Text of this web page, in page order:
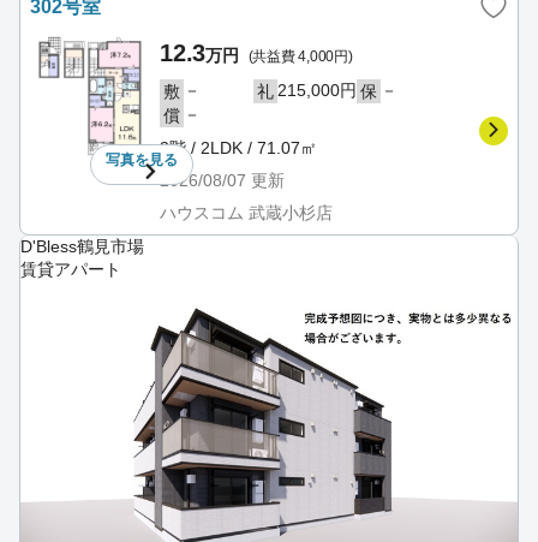
302号室
写真を見る
12.3万円 (共益費 4,000円)
敷 － 礼215,000円 保 －
償 －
3階 / 2LDK / 71.07㎡
2026/08/07 更新
ハウスコム 武蔵小杉店
D'Bless鶴見市場
賃貸アパート